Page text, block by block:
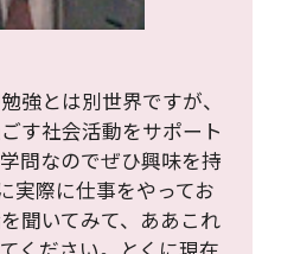
強とは別世界ですが、
す社会活動をサポート
問なのでぜひ興味を持
実際に仕事をやってお
聞いてみて、ああこれ